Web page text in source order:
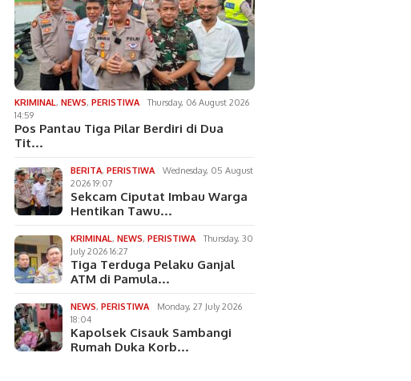
KRIMINAL,NEWS,PERISTIWA
Thursday, 06 August 2026
14:59
Pos Pantau Tiga Pilar Berdiri di Dua
Tit…
BERITA,PERISTIWA
Wednesday, 05 August
2026 19:07
Sekcam Ciputat Imbau Warga
Hentikan Tawu…
KRIMINAL,NEWS,PERISTIWA
Thursday, 30
July 2026 16:27
Tiga Terduga Pelaku Ganjal
ATM di Pamula…
NEWS,PERISTIWA
Monday, 27 July 2026
18:04
Kapolsek Cisauk Sambangi
Rumah Duka Korb…